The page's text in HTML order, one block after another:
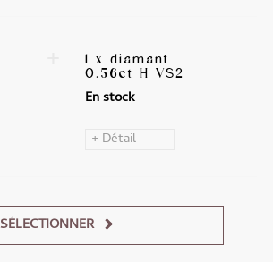
1 x diamant
0.56ct H VS2
En stock
+ Détail
SÉLECTIONNER